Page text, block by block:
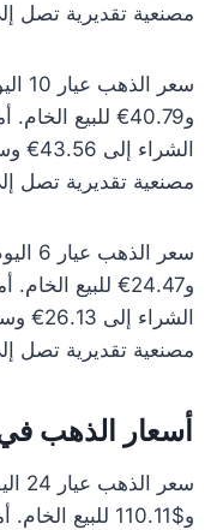
مصنعية تقديرية تصل إلى
و40.79€ للبيع
مصنعية تقديرية تصل إلى
و24.47€ للبيع
مصنعية تقديرية تصل إلى
أسعار الذهب في
و$110.11 للبيع